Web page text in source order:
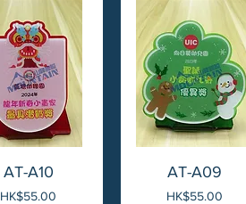
AT-A10
價格
HK$55.00
AT-A09
價格
HK$55.00